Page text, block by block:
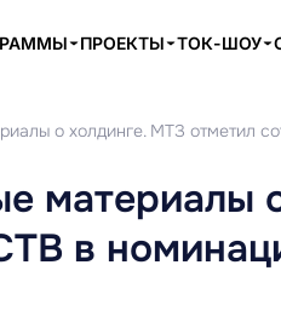
ПРОЕКТЫ ТОК-ШОУ
о холдинге. МТЗ отметил
материалы
в